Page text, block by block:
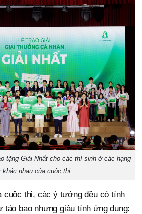
tặng Giải Nhất cho các thí sinh ở các hạng
khác nhau của cuộc thi.
cuộc thi, các ý tưởng đều có tính
táo bạo nhưng giàu tính ứng dụng: